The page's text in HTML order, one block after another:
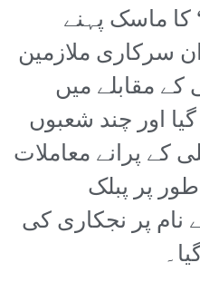
ماسک پہنے
سرکاری ملازمین
مقابلے میں
گیا اور چند شعبوں
کے پرانے معاملات
پر پبلک
نام پر نجکاری کی